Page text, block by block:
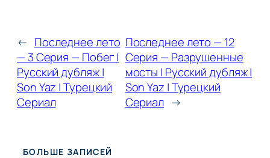
← Последнее лето
— 3 Серия — Побег |
Русский дубляж |
Son Yaz | Турецкий
Сериал
Последнее лето — 12
Серия — Разрушенные
мосты | Русский дубляж |
Son Yaz | Турецкий
Сериал →
БОЛЬШЕ ЗАПИСЕЙ